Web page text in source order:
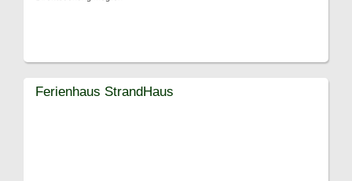
Ferienhaus StrandHaus